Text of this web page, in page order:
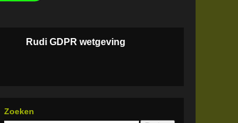
Rudi GDPR wetgeving
Zoeken